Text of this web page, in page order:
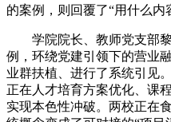
的案例，则回覆了“用什么内
学院院长、教师党支部黎
例，环绕党建引领下的营业
业群扶植、进行了系统引见
正在人才培育方案优化、课
实现本色性冲破。两校正在